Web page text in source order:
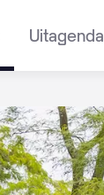
Uitagenda